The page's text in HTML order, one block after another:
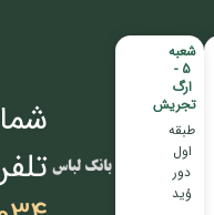
شعبه
5 -
ارگ
تجریش
طبقه
اول
دور
وُید